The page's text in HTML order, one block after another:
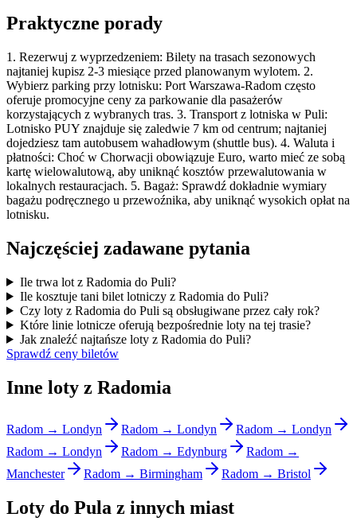
Praktyczne porady
1. Rezerwuj z wyprzedzeniem: Bilety na trasach sezonowych
najtaniej kupisz 2-3 miesiące przed planowanym wylotem. 2.
Wybierz parking przy lotnisku: Port Warszawa-Radom często
oferuje promocyjne ceny za parkowanie dla pasażerów
korzystających z wybranych tras. 3. Transport z lotniska w Puli:
Lotnisko PUY znajduje się zaledwie 7 km od centrum; najtaniej
dojedziesz tam autobusem wahadłowym (shuttle bus). 4. Waluta i
płatności: Choć w Chorwacji obowiązuje Euro, warto mieć ze sobą
kartę wielowalutową, aby uniknąć kosztów przewalutowania w
lokalnych restauracjach. 5. Bagaż: Sprawdź dokładnie wymiary
bagażu podręcznego u przewoźnika, aby uniknąć wysokich opłat na
lotnisku.
Najczęściej zadawane pytania
Ile trwa lot z Radomia do Puli?
Ile kosztuje tani bilet lotniczy z Radomia do Puli?
Czy loty z Radomia do Puli są obsługiwane przez cały rok?
Które linie lotnicze oferują bezpośrednie loty na tej trasie?
Jak znaleźć najtańsze loty z Radomia do Puli?
Sprawdź ceny biletów
Inne loty z Radomia
Radom → Londyn Radom → Londyn
Radom → Londyn
Radom → Londyn
Radom → Edynburg
Radom →
Manchester
Radom → Birmingham Radom → Bristol
Loty do Pula z innych miast